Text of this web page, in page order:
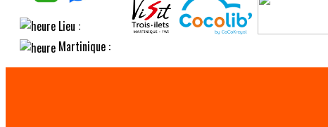
Lieu :
Martinique :